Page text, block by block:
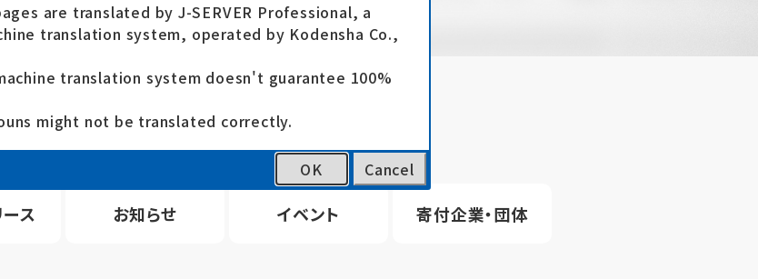
ス お知らせ イベント 寄付企業・団体
are translated by J-SERVER Professional, a
translation system, operated by Kodensha Co.,
translation system doesn't guarantee 100%
might not be translated correctly.
OK Cancel